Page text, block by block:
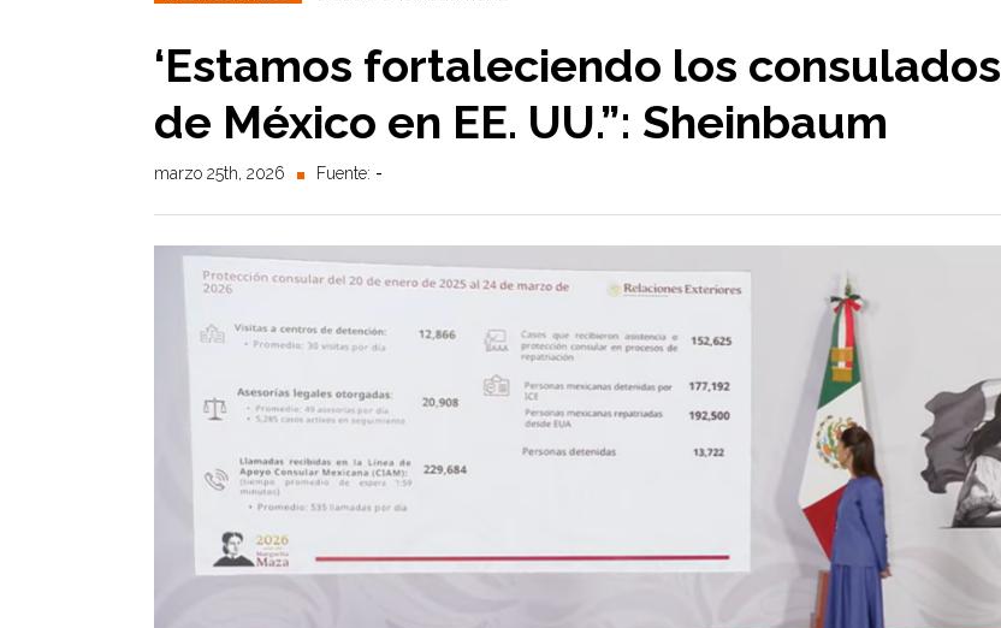
‘Estamos fortaleciendo los consulados
de México en EE. UU.”: Sheinbaum
marzo 25th, 2026 Fuente: -